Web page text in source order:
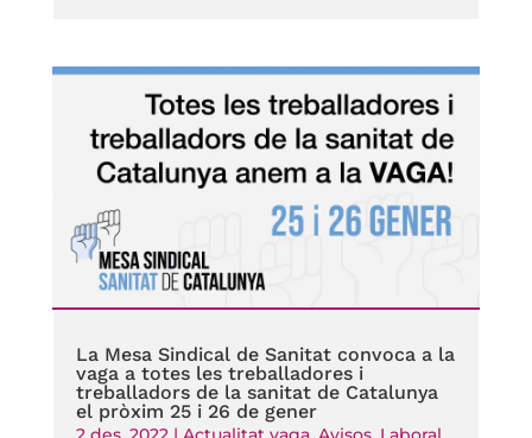
La Mesa Sindical de Sanitat convoca a la
vaga a totes les treballadores i
treballadors de la sanitat de Catalunya
el pròxim 25 i 26 de gener